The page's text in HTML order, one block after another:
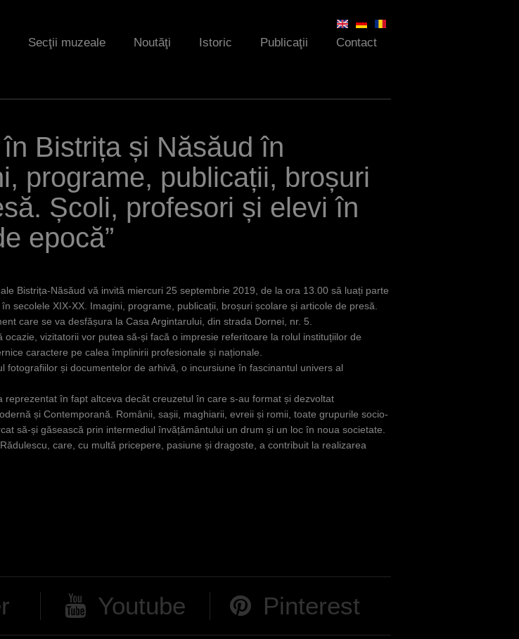
Secţii muzeale Noutăţi Istoric Publicaţii Contact
Bistrița și Năsăud în
programe, publicații, broșuri
Școli, profesori și elevi în
epocă”
Bistrița-Năsăud vă invită miercuri 25 septembrie 2019, de la ora 13.00 să luați parte
secolele XIX-XX. Imagini, programe, publicații, broșuri școlare și articole de presă.
care se va desfășura la Casa Argintarului, din strada Dornei, nr. 5.
vizitatorii vor putea să-și facă o impresie referitoare la rolul instituțiilor de
caractere pe calea împlinirii profesionale și naționale.
și documentelor de arhivă, o incursiune în fascinantul univers al
în fapt altceva decât creuzetul în care s-au format și dezvoltat
și Contemporană. Românii, sașii, maghiarii, evreii și romii, toate grupurile socio-
să-și găsească prin intermediul învățământului un drum și un loc în noua societate.
care, cu multă pricepere, pasiune și dragoste, a contribuit la realizarea
Youtube Pinterest